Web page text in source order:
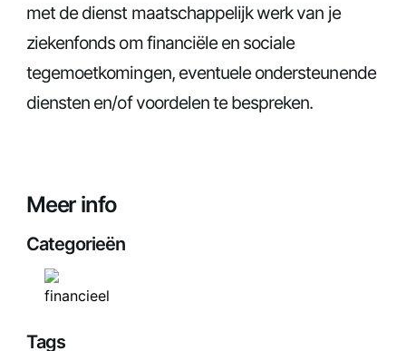
met de dienst maatschappelijk werk van je
ziekenfonds om financiële en sociale
tegemoetkomingen, eventuele ondersteunende
diensten en/of voordelen te bespreken.
Meer info
Categorieën
Tags